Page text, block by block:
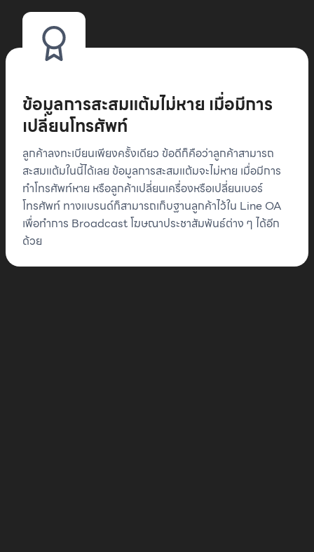
ข้อมูลการสะสมแต้มไม่หาย เมื่อมีการ
เปลี่ยนโทรศัพท์
ลูกค้าลงทะเบียนเพียงครั้งเดียว ข้อดีก็คือว่าลูกค้าสามารถ
สะสมแต้มในนี้ได้เลย ข้อมูลการสะสมแต้มจะไม่หาย เมื่อมีการ
ทำโทรศัพท์หาย หรือลูกค้าเปลี่ยนเครื่องหรือเปลี่ยนเบอร์
โทรศัพท์ ทางแบรนด์ก็สามารถเก็บฐานลูกค้าไว้ใน Line OA
เพื่อทำการ Broadcast โฆษณาประชาสัมพันธ์ต่าง ๆ ได้อีก
ด้วย